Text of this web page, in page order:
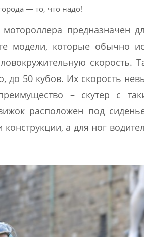
— то, что надо!
предназначен
модели, которые обычно
скорость.
50 кубов. Их скорость
– скутер с
расположен под
а для ног